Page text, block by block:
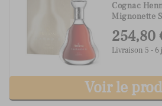
Cognac
Mignonette
254,80
Livraison 5 - 6
Voir le